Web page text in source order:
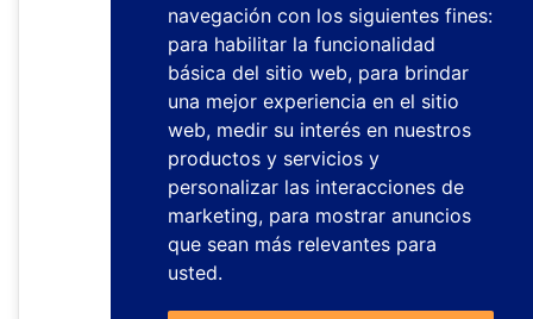
navegación con los siguientes fines:
para habilitar la funcionalidad
básica del sitio web, para brindar
una mejor experiencia en el sitio
web, medir su interés en nuestros
productos y servicios y
personalizar las interacciones de
marketing, para mostrar anuncios
que sean más relevantes para
usted.